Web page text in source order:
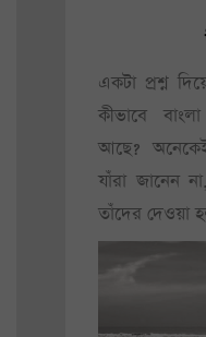
একটা প্রশ্ন
কীভাবে
আছে?
যাঁরা জানেন
তাঁদের দেওয়া